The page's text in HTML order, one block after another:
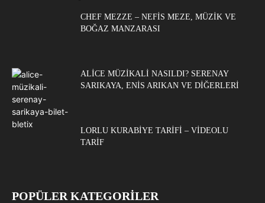
CHEF MEZZE – NEFIS MEZE, MÜZIK VE
BOĞAZ MANZARASI
ALICE MÜZIKALI NASILDI? SERENAY
SARIKAYA, ENIS ARIKAN VE DIĞERLERI
LORLU KURABIYE TARIFI – VIDEOLU
TARIF
POPÜLER KATEGORİLER